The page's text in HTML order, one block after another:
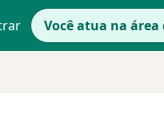
Você atua na área